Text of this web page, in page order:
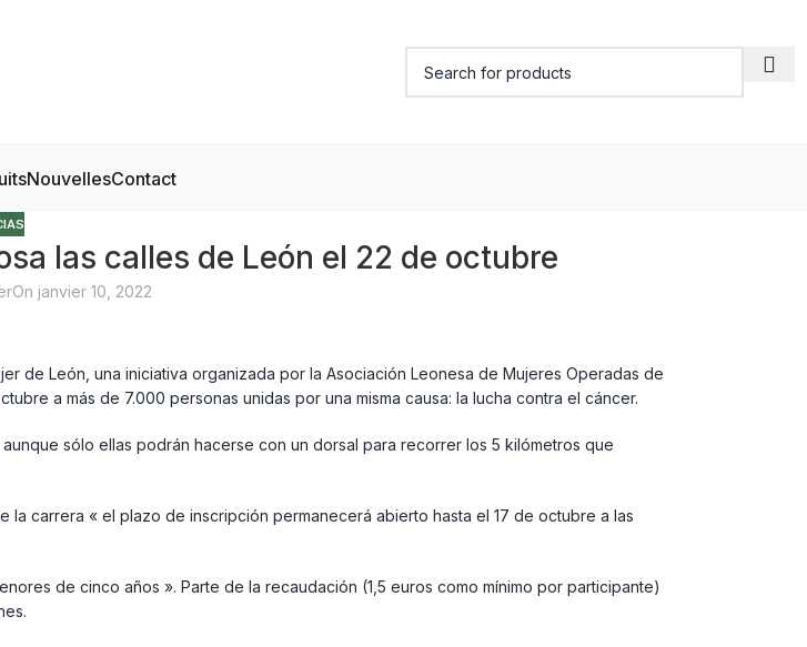
NouvellesContact
las calles de León el 22 de octubre
On janvier 10, 2022
de León, una iniciativa organizada por la Asociación Leonesa de Mujeres Operadas de
a más de 7.000 personas unidas por una misma causa: la lucha contra el cáncer.
sólo ellas podrán hacerse con un dorsal para recorrer los 5 kilómetros que
carrera « el plazo de inscripción permanecerá abierto hasta el 17 de octubre a las
de cinco años ». Parte de la recaudación (1,5 euros como mínimo por participante)